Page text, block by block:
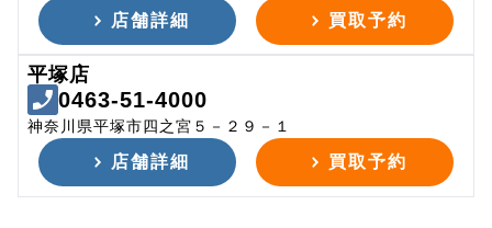
店舗詳細 買取予約
平塚店
0463-51-4000
神奈川県平塚市四之宮５－２９－１
店舗詳細 買取予約